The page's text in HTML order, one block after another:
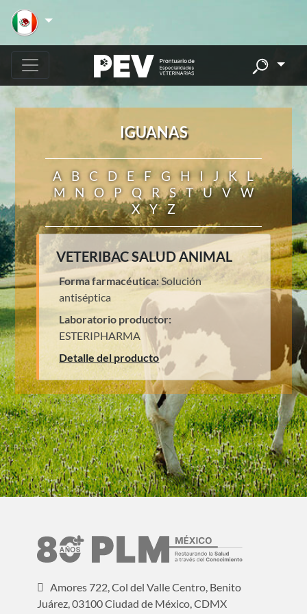
IGUANAS
A B C D E F G H I J K
L
M
N O P Q R S T U V
W
X
Y Z
VETERIBAC SALUD ANIMAL
Forma farmacéutica:Solución
antiséptica
Laboratorio productor:
ESTERIPHARMA
Detalle del producto
Amores 722, Col del Valle Centro, Benito
Juárez, 03100 Ciudad de México, CDMX